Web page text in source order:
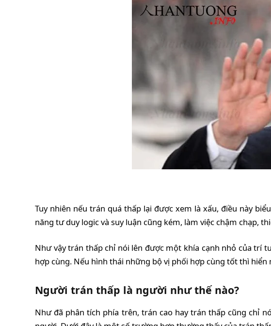
Tuy nhiên nếu trán quá thấp lại được xem là xấu, điều này
năng tư duy logic và suy luận cũng kém, làm việc chậm chạp,
Như vậy trán thấp chỉ nói lên được một khía cạnh nhỏ của trí
hợp cùng. Nếu hình thái những bộ vị phối hợp cùng tốt thì
Người trán thấp là người như thế nào?
Như đã phân tích phía trên, trán cao hay trán thấp cũng chỉ